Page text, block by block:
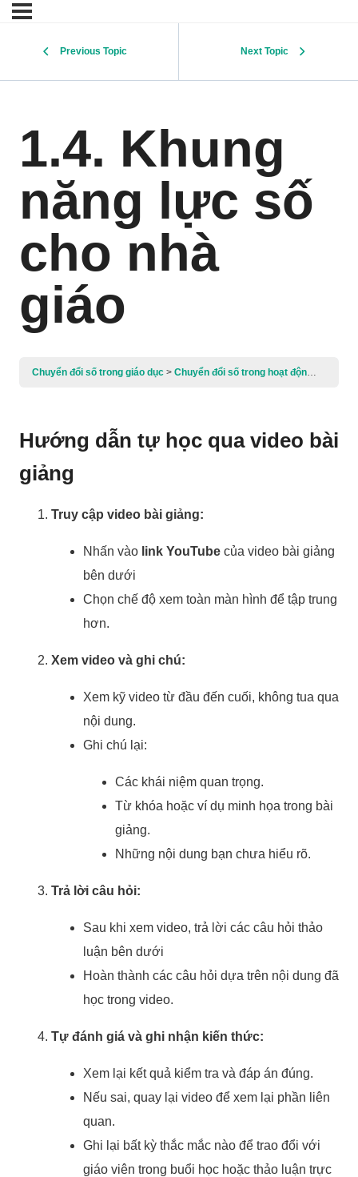
Previous Topic Next Topic
1.4. Khung
năng lực số
cho nhà
giáo
Chuyển đổi số trong giáo dục Chuyển đổi số trong hoạt động giáo dục trẻ ở cơ sở Giáo dục Mầm non
Hướng dẫn tự học qua video bài
giảng
Truy cập video bài giảng:
Nhấn vào link YouTube của video bài giảng
bên dưới
Chọn chế độ xem toàn màn hình để tập trung
hơn.
Xem video và ghi chú:
Xem kỹ video từ đầu đến cuối, không tua qua
nội dung.
Ghi chú lại:
Các khái niệm quan trọng.
Từ khóa hoặc ví dụ minh họa trong bài
giảng.
Những nội dung bạn chưa hiểu rõ.
Trả lời câu hỏi:
Sau khi xem video, trả lời các câu hỏi thảo
luận bên dưới
Hoàn thành các câu hỏi dựa trên nội dung đã
học trong video.
Tự đánh giá và ghi nhận kiến thức:
Xem lại kết quả kiểm tra và đáp án đúng.
Nếu sai, quay lại video để xem lại phần liên
quan.
Ghi lại bất kỳ thắc mắc nào để trao đổi với
giáo viên trong buổi học hoặc thảo luận trực